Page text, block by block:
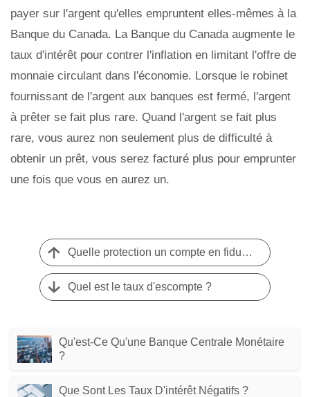
payer sur l'argent qu'elles empruntent elles-mêmes à la
Banque du Canada. La Banque du Canada augmente le
taux d'intérêt pour contrer l'inflation en limitant l'offre de
monnaie circulant dans l'économie. Lorsque le robinet
fournissant de l'argent aux banques est fermé, l'argent
à prêter se fait plus rare. Quand l'argent se fait plus
rare, vous aurez non seulement plus de difficulté à
obtenir un prêt, vous serez facturé plus pour emprunter
une fois que vous en aurez un.
Quelle protection un compte en fiducie m'offre-t-il?
Quel est le taux d'escompte ?
Qu'est-Ce Qu'une Banque Centrale Monétaire
?
Que Sont Les Taux D'intérêt Négatifs ?